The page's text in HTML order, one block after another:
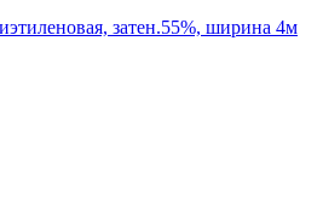
затен.55%, ширина 4м